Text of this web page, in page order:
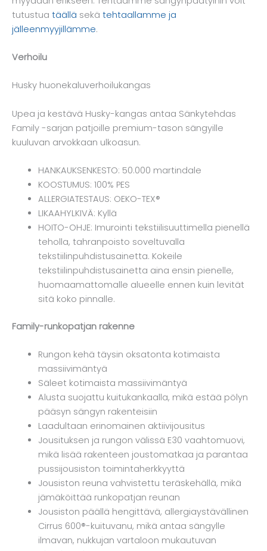
tutustua täällä sekä tehtaallamme ja
jälleenmyyjillämme.
Verhoilu
Husky huonekaluverhoilukangas
Upea ja kestävä Husky-kangas antaa Sänkytehdas
Family -sarjan patjoille premium-tason sängyille
kuuluvan arvokkaan ulkoasun.
HANKAUKSENKESTO: 50.000 martindale
KOOSTUMUS: 100% PES
ALLERGIATESTAUS: OEKO-TEX®
LIKAAHYLKIVÄ: Kyllä
HOITO-OHJE: Imurointi tekstiilisuuttimella pienellä
teholla, tahranpoisto soveltuvalla
tekstiilinpuhdistusainetta. Kokeile
tekstiilinpuhdistusainetta aina ensin pienelle,
huomaamattomalle alueelle ennen kuin levität
sitä koko pinnalle.
Family-runkopatjan rakenne
Rungon kehä täysin oksatonta kotimaista
massiivimäntyä
Säleet kotimaista massiivimäntyä
Alusta suojattu kuitukankaalla, mikä estää pölyn
pääsyn sängyn rakenteisiin
Laadultaan erinomainen aktiivijousitus
Jousituksen ja rungon välissä E30 vaahtomuovi,
mikä lisää rakenteen joustomatkaa ja parantaa
pussijousiston toimintaherkkyyttä
Jousiston reuna vahvistettu teräskehällä, mikä
jämäköittää runkopatjan reunan
Jousiston päällä hengittävä, allergiaystävällinen
Cirrus 600®-kuituvanu, mikä antaa sängylle
ilmavan, nukkujan vartaloon mukautuvan